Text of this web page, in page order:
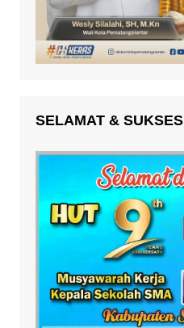
SELAMAT & SUKSES